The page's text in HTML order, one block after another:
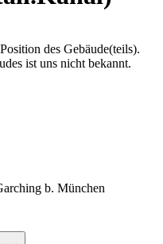
des Gebäude(teils).
ist uns nicht bekannt.
b. München